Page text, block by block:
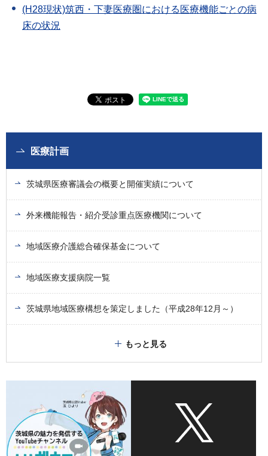
(H28現状)筑西・下妻医療圏における医療機能ごとの病
床の状況
医療計画
茨城県医療審議会の概要と開催実績について
外来機能報告・紹介受診重点医療機関について
地域医療介護総合確保基金について
地域医療支援病院一覧
茨城県地域医療構想を策定しました（平成28年12月～）
もっと見る